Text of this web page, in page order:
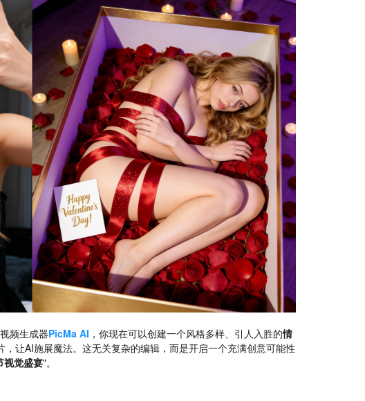
频生成器PicMa AI ，你现在可以创建一个风格多样、引人入胜的情
让AI施展魔法。这无关复杂的编辑，而是开启一个充满创意可能性
视觉盛宴"。